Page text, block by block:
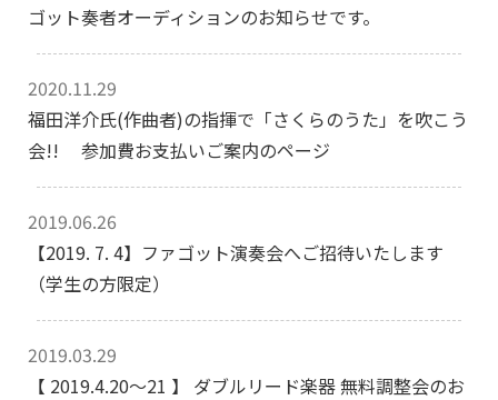
ゴット奏者オーディションのお知らせです。
2020.11.29
福田洋介氏(作曲者)の指揮で「さくらのうた」を吹こう
会!! 参加費お支払いご案内のページ
2019.06.26
【2019. 7. 4】ファゴット演奏会へご招待いたします
（学生の方限定）
2019.03.29
【 2019.4.20～21 】 ダブルリード楽器 無料調整会のお